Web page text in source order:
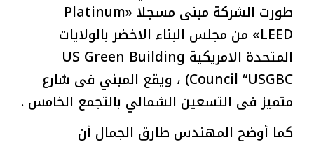
طورت الشركة مبنى مسجلا «Platinum
LEED» من مجلس البناء الاخضر بالولايات
المتحدة الامريكية US Green Building
Council “USGBC) ، ويقع المبني فى شارع
متميز فى التسعين الشمالي بالتجمع الخامس .
كما أوضح المهندس طارق الجمال أن